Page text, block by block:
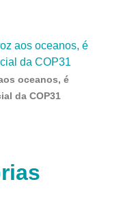
oceanos, é
da COP31